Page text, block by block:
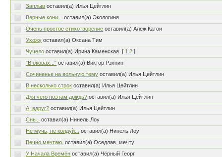
Заплыв оставил(а) Илья Цейтлин
Верные кони...
оставил(а) Экологиня
Очень простое стихотворение оставил(а) Алеж Катои
Ухожу оставил(а) Оксана Тим
Чучело оставил(а) Ирина Каменская [ 1 2 ]
"В оковах..." оставил(а) Виктор Рзянин
Сочиненье на вольную тему оставил(а) Илья Цейтлин
В несколько строк оставил(а) Илья Цейтлин
Для чего поэтам дождь? оставил(а) Илья Цейтлин
А, вдруг? оставил(а) Илья Цейтлин
Сны..
оставил(а) Нинель Лоу
Не мучь, не колдуй...
оставил(а) Нинель Лоу
Вечно мечтаю. оставил(а) Оседлав_мечту
У Начала Времён оставил(а) Чёрный Георг